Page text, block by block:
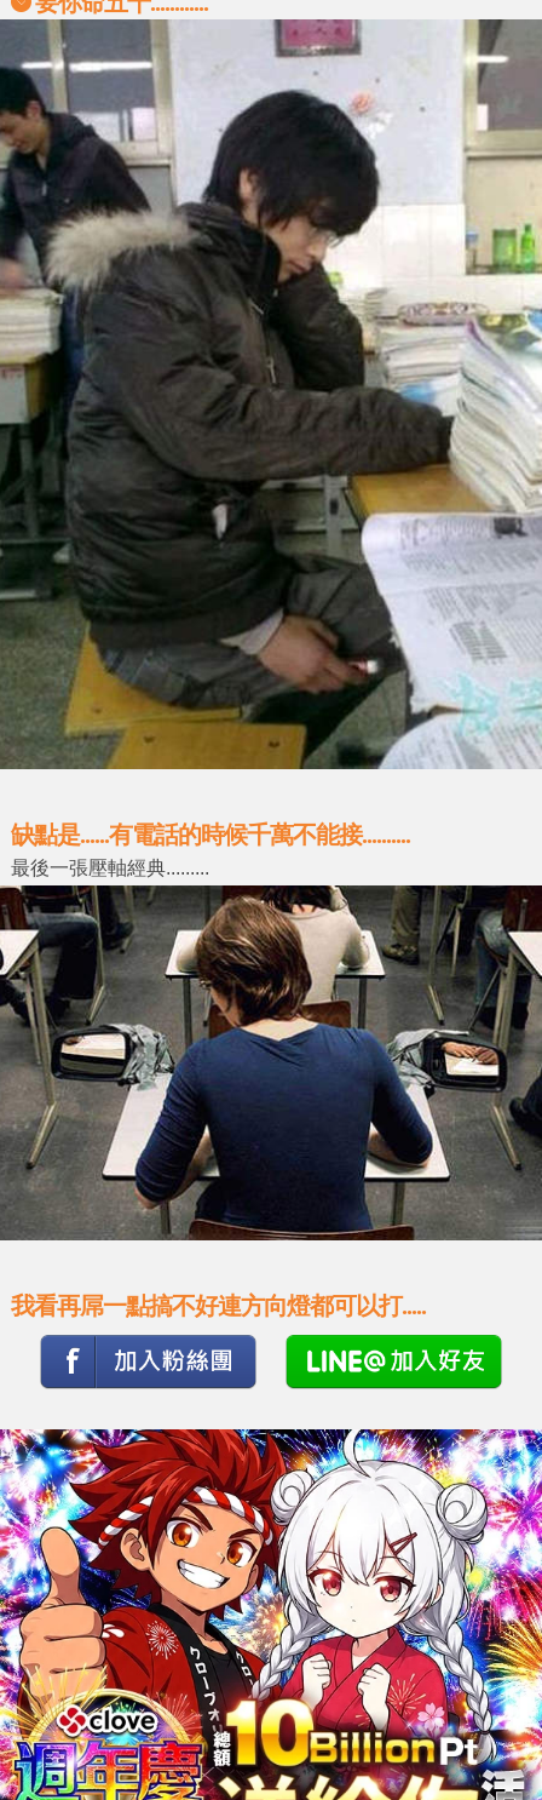
缺點是......有電話的時候千萬不能接..........
最後一張壓軸經典.........
我看再屌一點搞不好連方向燈都可以打.....